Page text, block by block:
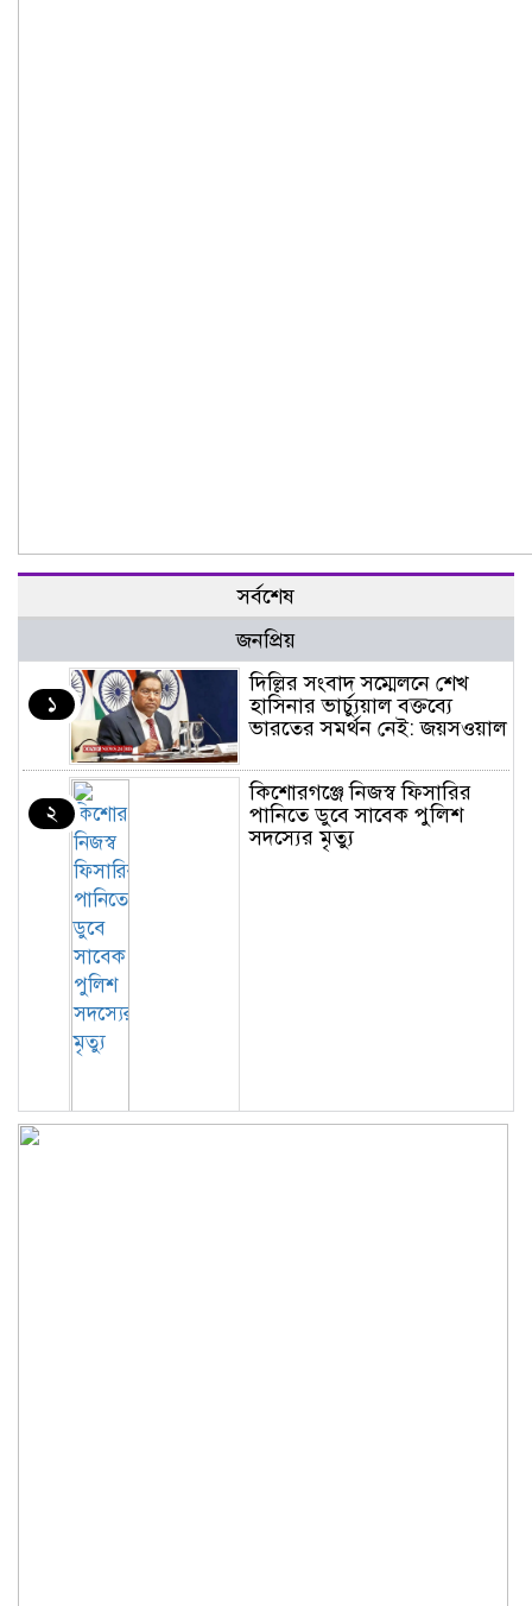
সর্বশেষ
জনপ্রিয়
১
দিল্লির সংবাদ সম্মেলনে শেখ
হাসিনার ভার্চ্যুয়াল বক্তব্যে
ভারতের সমর্থন নেই: জয়সওয়াল
২
কিশোরগঞ্জে নিজস্ব ফিসারির
পানিতে ডুবে সাবেক পুলিশ
সদস্যের মৃত্যু